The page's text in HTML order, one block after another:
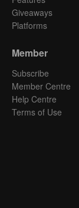
Giveaways
Platforms
Member
Subscribe
Member Centre
Help Centre
Terms of Use